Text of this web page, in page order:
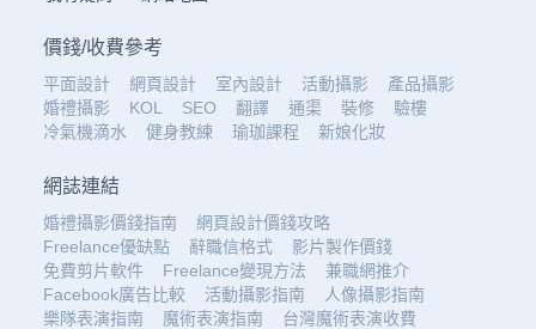
價錢/收費參考
平面設計 網頁設計 室內設計 活動攝影
產品攝影
婚禮攝影
KOL SEO 翻譯 通渠 裝修
驗樓
冷氣機滴水
健身教練 瑜珈課程 新娘化妝
網誌連結
婚禮攝影價錢指南
網頁設計價錢攻略
Freelance優缺點
辭職信格式
影片製作價錢
免費剪片軟件
Freelance變現方法
兼職網推介
Facebook廣告比較
活動攝影指南
人像攝影指南
樂隊表演指南
魔術表演指南
台灣魔術表演收費